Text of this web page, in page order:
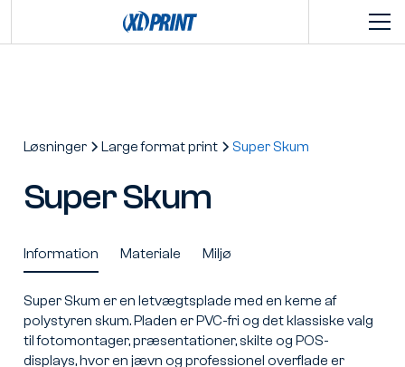
Løsninger Large format print Super Skum
Super Skum
Information Materiale Miljø
Super Skum er en letvægtsplade med en kerne af
polystyren skum. Pladen er PVC-fri og det klassiske valg
til fotomontager, præsentationer, skilte og POS-
displays, hvor en jævn og professionel overflade er